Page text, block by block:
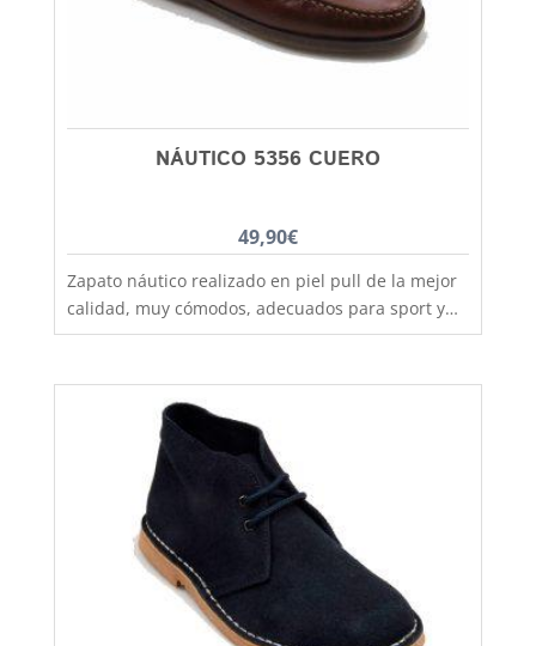
grandes y si tienes dudas entre dos número,
elige siempre el más grande
NÁUTICO 5356 CUERO
49,90€
Zapato náutico realizado en piel pull de la mejor
calidad, muy cómodos, adecuados para sport y
vestir, duraderos, suela de goma antideslizante,
las mejores pieles. Un zapato que no pasa de
moda pero sin renunciar a la comodidad. Ideal
para todo tiempo en especial primavera, verano y
otoño. Modelo clásico de calzado náutico con
cordones que permiten un buen ajuste del pie.
Este cómodo y practico náutico lo encontraras
dese la talla 39 a la 46, aquí en Capitán
Malaspina más baratos y mejores.